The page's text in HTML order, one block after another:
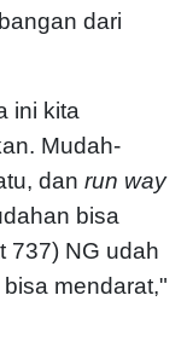
dari
ini kita
Mudah-
dan run way
bisa
737) NG udah
mendarat,"